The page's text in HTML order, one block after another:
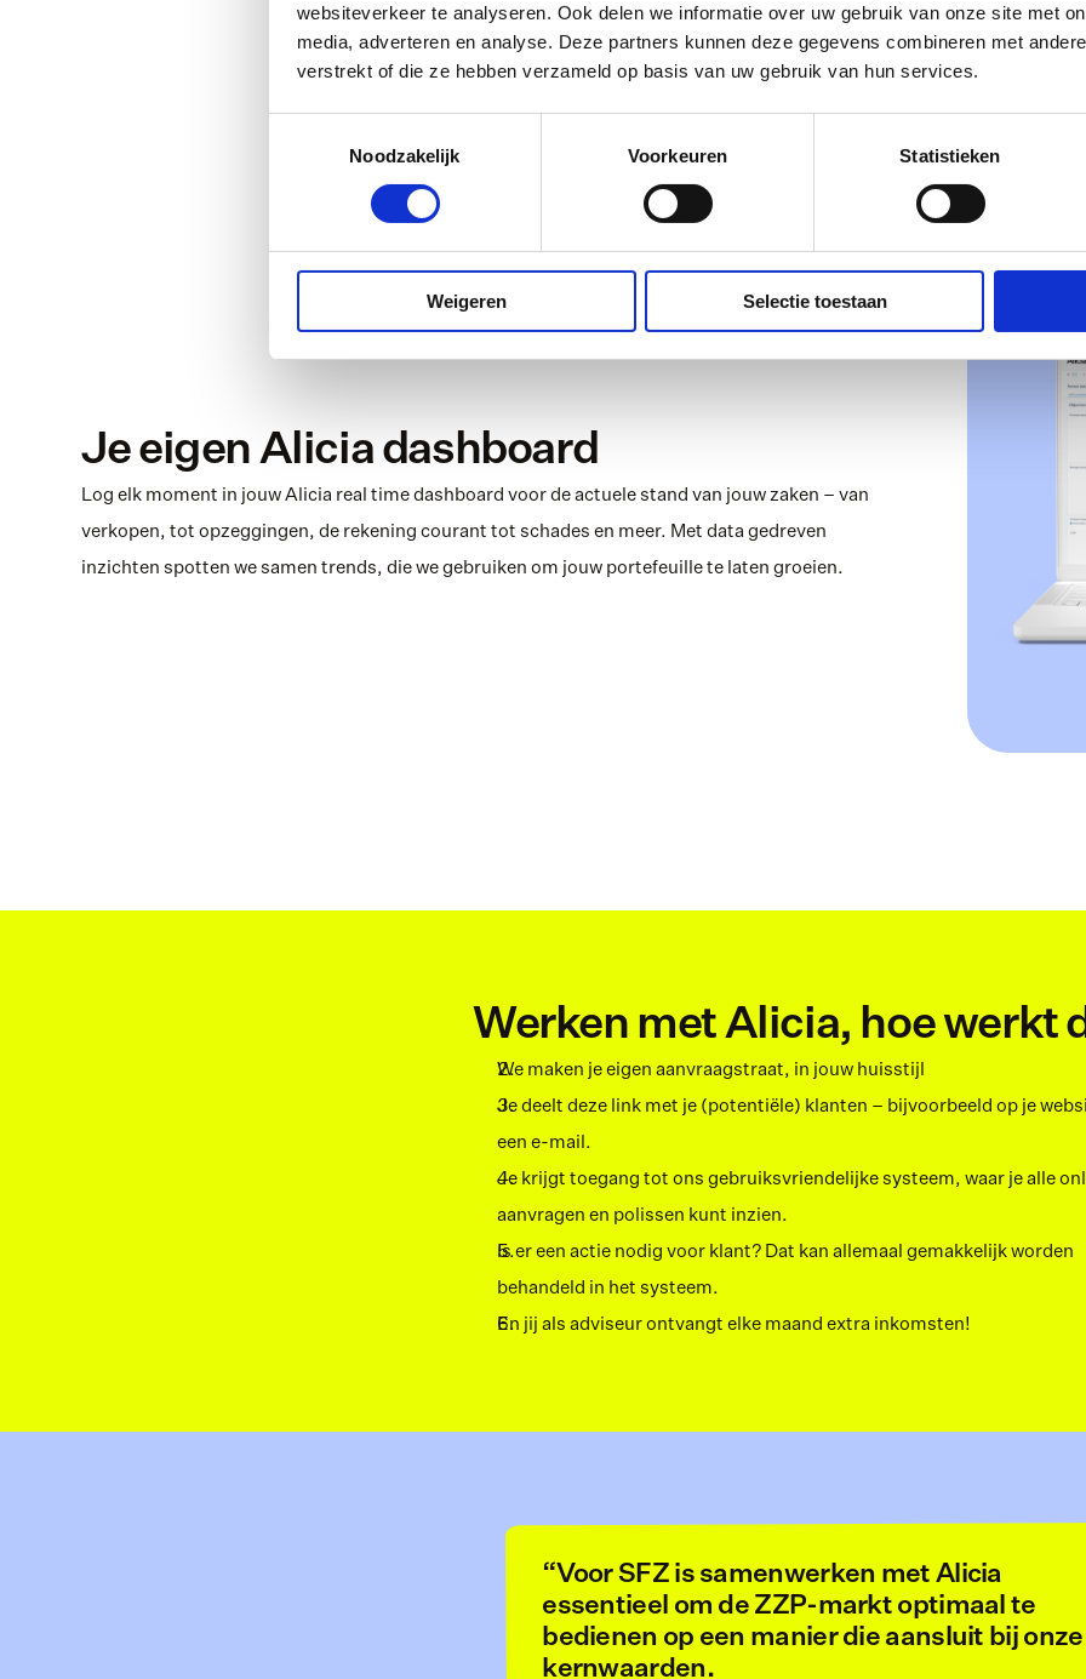
websiteverkeer te analyseren. Ook delen we informatie over uw gebruik van onze site met
media, adverteren en analyse. Deze partners kunnen deze gegevens combineren met
verstrekt of die ze hebben verzameld op basis van uw gebruik van hun services.
Noodzakelijk
Voorkeuren Statistieken
Weigeren Selectie toestaan
Je eigen Alicia dashboard
Log elk moment in jouw Alicia real time dashboard voor de actuele stand van jouw zaken – van
verkopen, tot opzeggingen, de rekening courant tot schades en meer. Met data gedreven
inzichten spotten we samen trends, die we gebruiken om jouw portefeuille te laten groeien.
Werken met Alicia, hoe werkt
We maken je eigen aanvraagstraat, in jouw huisstijl
Je deelt deze link met je (potentiële) klanten – bijvoorbeeld op je
een e-mail.
Je krijgt toegang tot ons gebruiksvriendelijke systeem, waar je alle
aanvragen en polissen kunt inzien.
Is er een actie nodig voor klant? Dat kan allemaal gemakkelijk worden
behandeld in het systeem.
En jij als adviseur ontvangt elke maand extra inkomsten!
“Voor SFZ is samenwerken met Alicia
essentieel om de ZZP-markt optimaal te
bedienen op een manier die aansluit bij onze
kernwaarden.